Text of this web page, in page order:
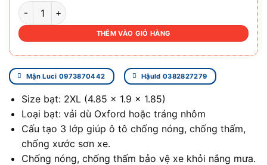
BẠT PHỦ Ô TÔ VẢI DÙ OXFORD CAO CẤP CHO XE ISUZU
THÊM VÀO GIỎ HÀNG
Mận Luci 0973870442 Hậuld 0382827279
Size bạt: 2XL (4.85 x 1.9 x 1.85)
Loại bạt: vải dù Oxford hoặc tráng nhôm
Cấu tạo 3 lớp giúp ô tô chống nóng, chống thấm,
chống xước sơn xe.
Chống nóng, chống thấm bảo vệ xe khỏi nắng mưa.